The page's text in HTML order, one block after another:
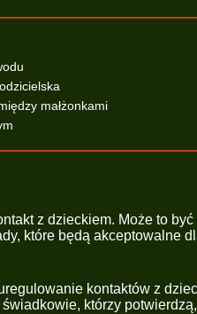
małżonkami
z dzieckiem. Może to
które będą
kontaktów z
którzy